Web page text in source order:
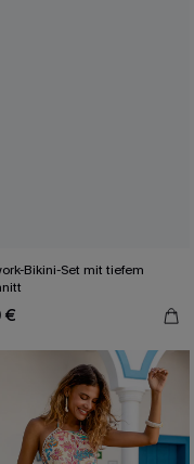
Bikini-Set mit tiefem
€